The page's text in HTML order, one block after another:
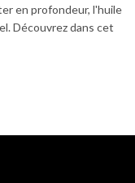
en profondeur, l'huile
Découvrez dans cet